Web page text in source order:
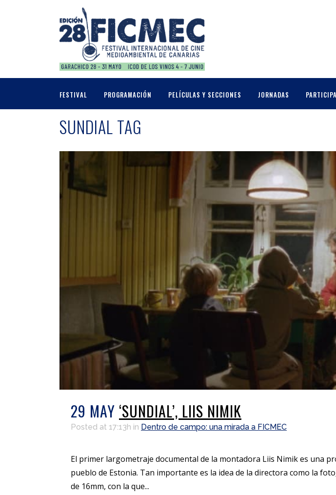
FESTIVAL PROGRAMACIÓN PELÍCULAS Y SECCIONES JORNADAS
SUNDIAL TAG
29 MAY ‘SUNDIAL’, LIIS NIMIK
Posted at 17:13h in Dentro de campo: una mirada a FICMEC
El primer largometraje documental de la montadora Liis Nimik es una
pueblo de Estonia. Tan importante es la idea de la directora como la
de 16mm, con la que...